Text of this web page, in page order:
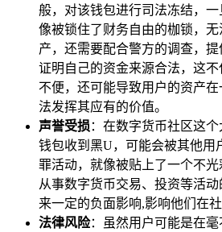
般，对该钱包进行司法冻结，
像被锁住了财务自由的枷锁，
产，还需要配合警方的调查，
证明自己的资金来源合法，这
不便，还可能导致用户的资产
法发挥其应有的价值。
声誉受损 ：在数字货币社区这
钱包收到黑U，可能会被其他用
罪活动，就像被贴上了一个不
从事数字货币交易、投资等活
来一定的负面影响,影响他们在
法律风险：虽然用户可能是在